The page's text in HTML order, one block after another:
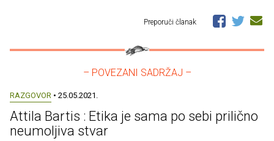
Preporuči članak
– POVEZANI SADRŽAJ –
RAZGOVOR • 25.05.2021.
Attila Bartis : Etika je sama po sebi prilično
neumoljiva stvar